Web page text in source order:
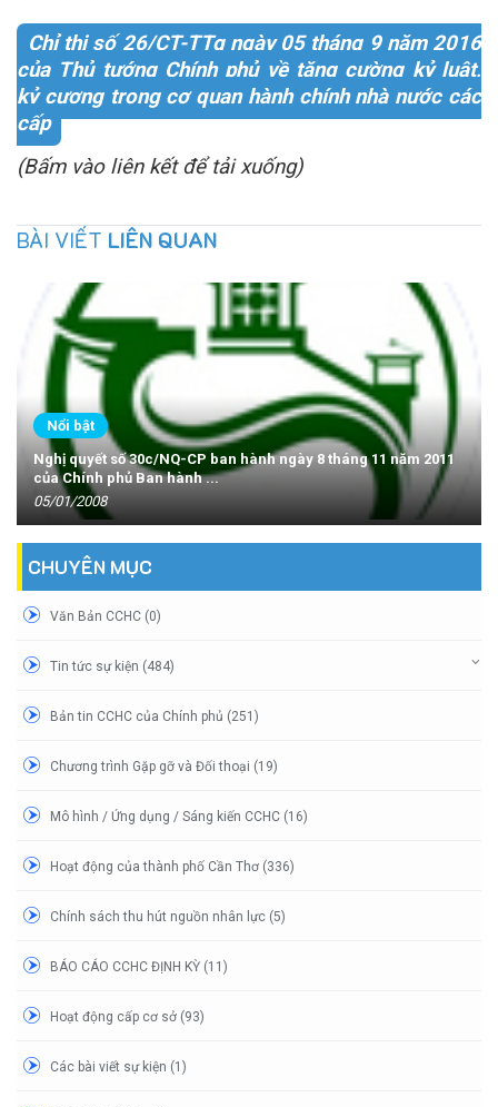
Chỉ thị số 26/CT-TTg ngày 05 tháng 9 năm 2016
của Thủ tướng Chính phủ về tăng cường kỷ luật,
kỷ cương trong cơ quan hành chính nhà nước các
cấp
(Bấm vào liên kết để tải xuống)
BÀI VIẾT LIÊN QUAN
Nổi bật
Nghị quyết số 30c/NQ-CP ban hành ngày 8 tháng 11 năm 2011
của Chính phủ Ban hành ...
05/01/2008
CHUYÊN MỤC
Văn Bản CCHC (0)
Tin tức sự kiện (484)
Bản tin CCHC của Chính phủ (251)
Chương trình Gặp gỡ và Đối thoại (19)
Mô hình / Ứng dụng / Sáng kiến CCHC (16)
Hoạt động của thành phố Cần Thơ (336)
Chính sách thu hút nguồn nhân lực (5)
BÁO CÁO CCHC ĐỊNH KỲ (11)
Hoạt động cấp cơ sở (93)
Các bài viết sự kiện (1)